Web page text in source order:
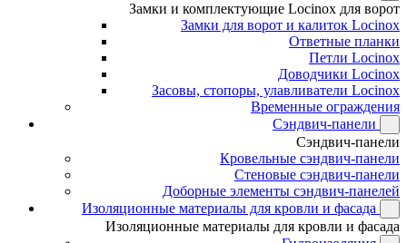
Замки и комплектующие Locinox для ворот
Замки для ворот и калиток Locinox
Ответные планки
Петли Locinox
Доводчики Locinox
Засовы, стопоры, улавливатели Locinox
Временные ограждения
Сэндвич-панели
Сэндвич-панели
Кровельные сэндвич-панели
Стеновые сэндвич-панели
Доборные элементы сэндвич-панелей
Изоляционные материалы для кровли и фасада
Изоляционные материалы для кровли и фасада